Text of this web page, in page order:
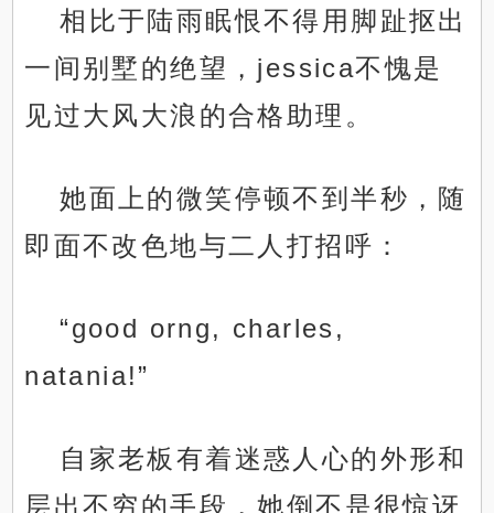
相比于陆雨眠恨不得用脚趾抠出
一间别墅的绝望，jessica不愧是
见过大风大浪的合格助理。
她面上的微笑停顿不到半秒，随
即面不改色地与二人打招呼：
“good orng, charles,
natania!”
自家老板有着迷惑人心的外形和
层出不穷的手段，她倒不是很惊讶